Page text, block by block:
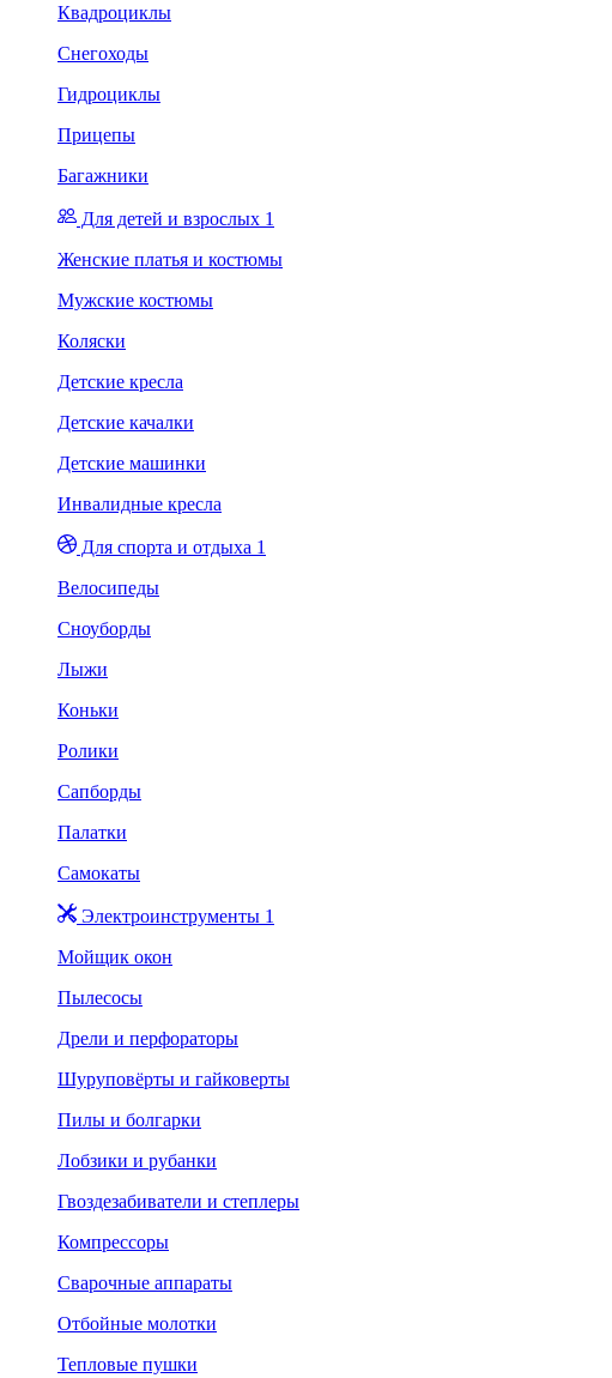
Квадроциклы
Снегоходы
Гидроциклы
Прицепы
Багажники
Для детей и взрослых 1
Женские платья и костюмы
Мужские костюмы
Коляски
Детские кресла
Детские качалки
Детские машинки
Инвалидные кресла
Для спорта и отдыха 1
Велосипеды
Сноуборды
Лыжи
Коньки
Ролики
Сапборды
Палатки
Самокаты
Электроинструменты 1
Мойщик окон
Пылесосы
Дрели и перфораторы
Шуруповёрты и гайковерты
Пилы и болгарки
Лобзики и рубанки
Гвоздезабиватели и степлеры
Компрессоры
Сварочные аппараты
Отбойные молотки
Тепловые пушки